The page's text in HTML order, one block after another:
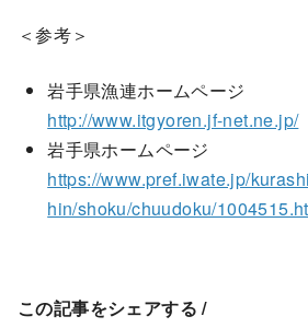
＜参考＞
岩手県漁連ホームページ
http://www.itgyoren.jf-net.ne.jp/
岩手県ホームページ
https://www.pref.iwate.jp/
hin/shoku/chuudoku/
この記事をシェアする /